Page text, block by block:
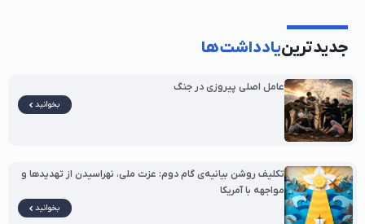
جدیدترینیادداشت‌ها
عامل اصلی پیروزی در جنگ
بخوانید
تکلیف روشن بیانیه‌ی گام دوم: عزت ملی، نهراسیدن از تهدیدها و
مواجهه با آمریکا
بخوانید